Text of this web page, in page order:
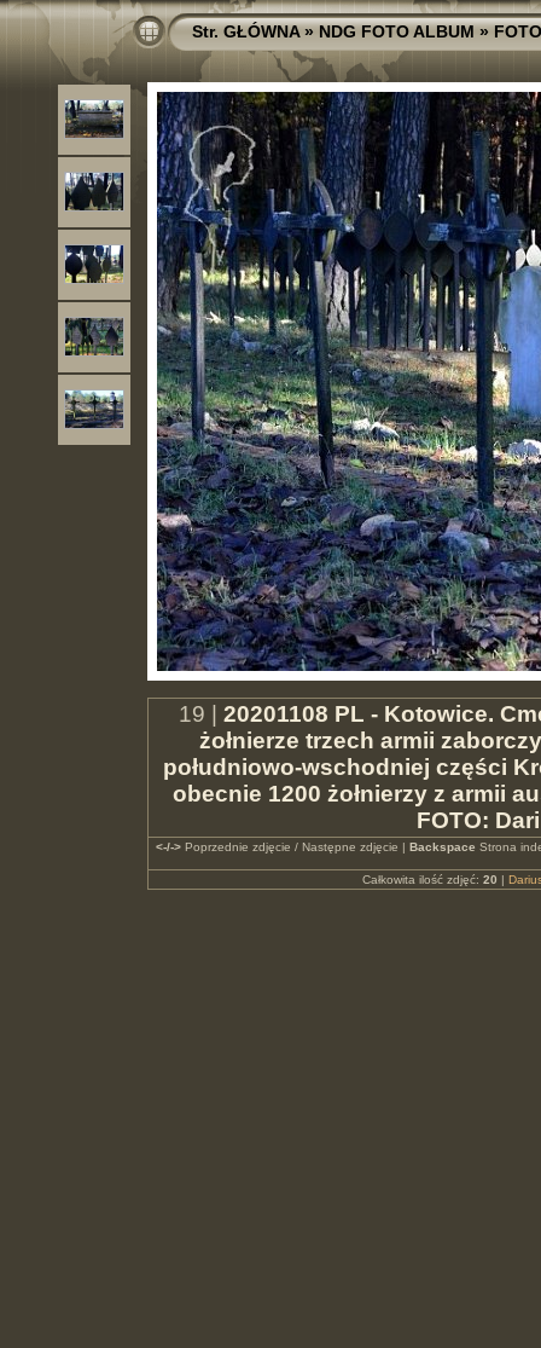
Str. GŁÓWNA»NDG FOTO ALBUM»
19 | 20201108 PL - Kotowice.
żołnierze trzech armii
południowo-wschodniej części
obecnie 1200 żołnierzy z armii
FOTO:
<-/->Poprzednie zdjęcie / Następne zdjęcie | Backspace Strona
Całkowita ilość zdjęć: 20 |